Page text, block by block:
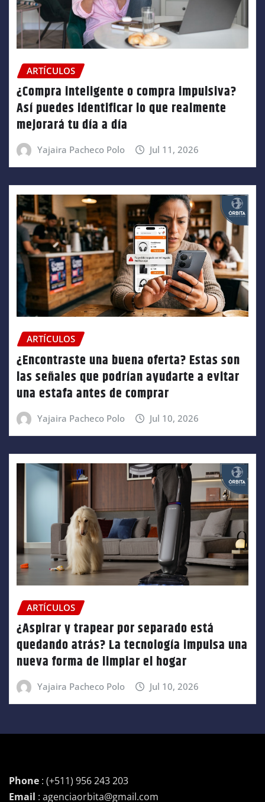
ARTÍCULOS
¿Compra inteligente o compra impulsiva?
Así puedes identificar lo que realmente
mejorará tu día a día
Yajaira Pacheco Polo Jul 11, 2026
ARTÍCULOS
¿Encontraste una buena oferta? Estas son
las señales que podrían ayudarte a evitar
una estafa antes de comprar
Yajaira Pacheco Polo Jul 10, 2026
ARTÍCULOS
¿Aspirar y trapear por separado está
quedando atrás? La tecnología impulsa una
nueva forma de limpiar el hogar
Yajaira Pacheco Polo Jul 10, 2026
Phone : (+511) 956 243 203
Email : agenciaorbita@gmail.com